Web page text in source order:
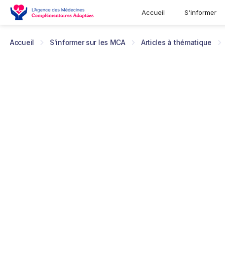
Accueil S'informer
Accueil S'informer sur les MCA Articles à thématique